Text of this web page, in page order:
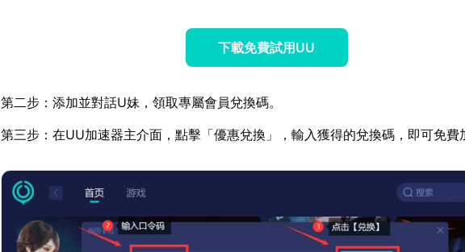
下載免費試用UU
第二步：添加並對話U妹，領取專屬會員兌換碼。
第三步：在UU加速器主介面，點擊「優惠兌換」，輸入獲得的兌換碼，即可免費